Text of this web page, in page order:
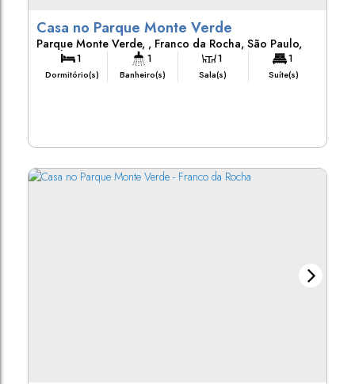
Casa no Parque Monte Verde
Parque Monte Verde , Franco da Rocha, São Paulo,
Brasil 1
Dormitório(s)
1
Banheiro(s)
1
Sala(s)
1
Suíte(s)